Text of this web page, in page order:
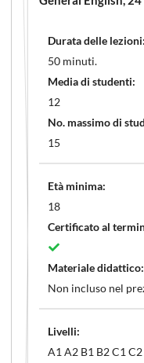
Durata delle lezioni:
50 minuti.
Media di studenti:
12
No. massimo di
15
Età minima:
18
Certificato al
Materiale didattico:
Non incluso nel
Livelli:
A1 A2 B1 B2 C1 C2